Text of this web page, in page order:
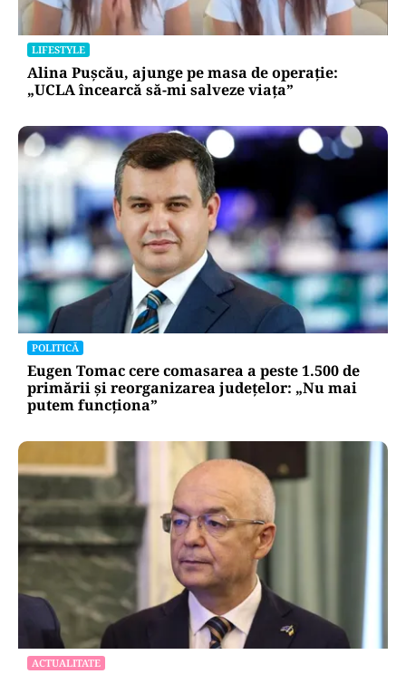
LIFESTYLE
Alina Pușcău, ajunge pe masa de operație:
„UCLA încearcă să-mi salveze viața”
POLITICĂ
Eugen Tomac cere comasarea a peste 1.500 de
primării și reorganizarea județelor: „Nu mai
putem funcționa”
ACTUALITATE